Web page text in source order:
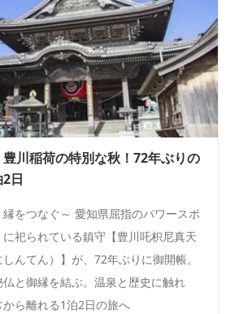
豊川稲荷の特別な秋！72年ぶりの
日
縁をつなぐ～ 愛知県屈指のパワースポ
祀られている鎮守【豊川吒枳尼真天
しんてん）】が、72年ぶりに御開帳。
と御縁を結ぶ。温泉と歴史に触れ
ら離れる1泊2日の旅へ